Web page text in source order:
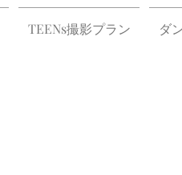
TEENs撮影プラン ダ